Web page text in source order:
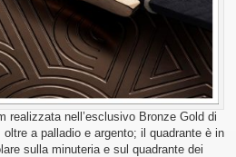
realizzata nell’esclusivo Bronze Gold di
a palladio e argento; il quadrante è in
sulla minuteria e sul quadrante dei